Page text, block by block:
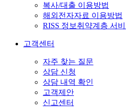
복사/대출 이용방법
해외전자자료 이용방법
RISS 정보취약계층 서
고객센터
자주 찾는 질문
상담 신청
상담 내역 확인
고객제안
신고센터